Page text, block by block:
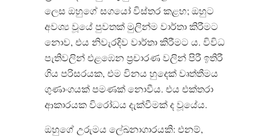
ලෙස ඔහුගේ සගයෝ විස්තර කළහ; ඔහුට
අවශ්‍ය වූයේ පුවතක් මුලින්ම වාර්තා කිරීමට
නොව, එය නිවැරදිව වාර්තා කිරීමට ය. විවිධ
පැතිවලින් එළඹෙන ප්‍රචාරණ වලින් පිරී ඉතිරී
ගිය පරිසරයක, එම විනය හුදෙක් වෘත්තීමය
ගුණාංගයක් පමණක් නොවීය. එය එක්තරා
ආකාරයක විරෝධය දැක්වීමක් ද වූයේය.
ඔහුගේ උරුමය ලේඛනාගාරයකි: එනම්,